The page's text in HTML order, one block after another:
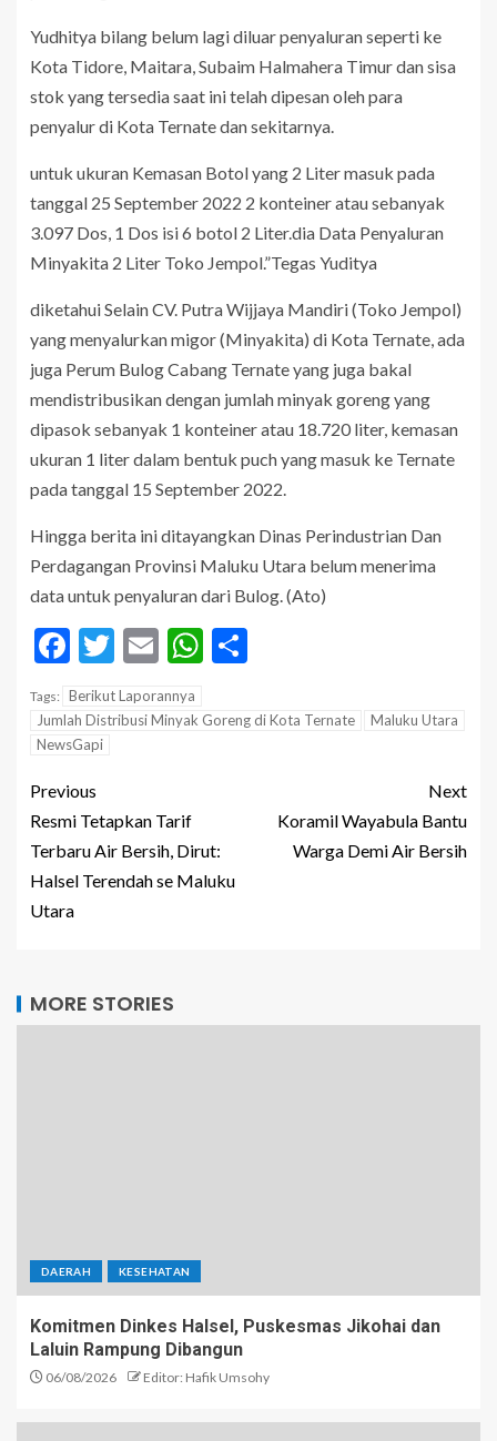
Yudhitya bilang belum lagi diluar penyaluran seperti ke
Kota Tidore, Maitara, Subaim Halmahera Timur dan sisa
stok yang tersedia saat ini telah dipesan oleh para
penyalur di Kota Ternate dan sekitarnya.
untuk ukuran Kemasan Botol yang 2 Liter masuk pada
tanggal 25 September 2022 2 konteiner atau sebanyak
3.097 Dos, 1 Dos isi 6 botol 2 Liter.dia Data Penyaluran
Minyakita 2 Liter Toko Jempol.”Tegas Yuditya
diketahui Selain CV. Putra Wijjaya Mandiri (Toko Jempol)
yang menyalurkan migor (Minyakita) di Kota Ternate, ada
juga Perum Bulog Cabang Ternate yang juga bakal
mendistribusikan dengan jumlah minyak goreng yang
dipasok sebanyak 1 konteiner atau 18.720 liter, kemasan
ukuran 1 liter dalam bentuk puch yang masuk ke Ternate
pada tanggal 15 September 2022.
Hingga berita ini ditayangkan Dinas Perindustrian Dan
Perdagangan Provinsi Maluku Utara belum menerima
data untuk penyaluran dari Bulog. (Ato)
Facebook
Twitter
EmailWhatsApp
Tags: Berikut Laporannya
Jumlah Distribusi Minyak Goreng di Kota Ternate
Maluku Utara
NewsGapi
Previous
Resmi Tetapkan Tarif
Terbaru Air Bersih, Dirut:
Halsel Terendah se Maluku
Utara
Next
Koramil Wayabula Bantu
Warga Demi Air Bersih
MORE STORIES
DAERAH KESEHATAN
Komitmen Dinkes Halsel, Puskesmas Jikohai dan
Laluin Rampung Dibangun
06/08/2026 Editor: Hafik Umsohy